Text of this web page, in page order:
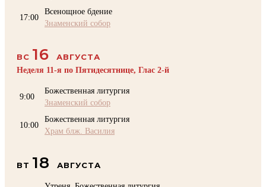
17:00
Всенощное бдение
Знаменский собор
ВС 16
АВГУСТА
Неделя 11-я по Пятидесятнице, Глас 2-й
9:00
Божественная литургия
Знаменский собор
10:00
Божественная литургия
Храм блж. Василия
ВТ 18 АВГУСТА